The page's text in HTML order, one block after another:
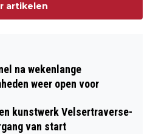
artikelen
na wekenlange
weer open voor
kunstwerk Velsertraverse-
van start